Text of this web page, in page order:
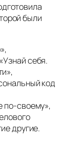
были
себя.
код
по-своему»,
другие.